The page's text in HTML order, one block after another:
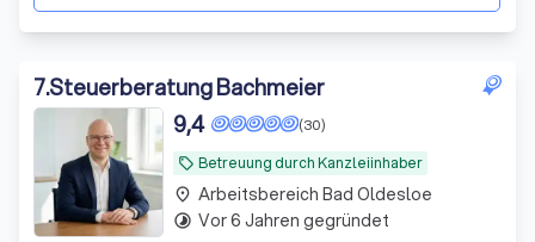
7.Steuerberatung Bachmeier
local_offer Betreuung durch Kanzleiinhaber
(30)
9,4
place Arbeitsbereich Bad Oldesloe
timelapse Vor 6 Jahren gegründet